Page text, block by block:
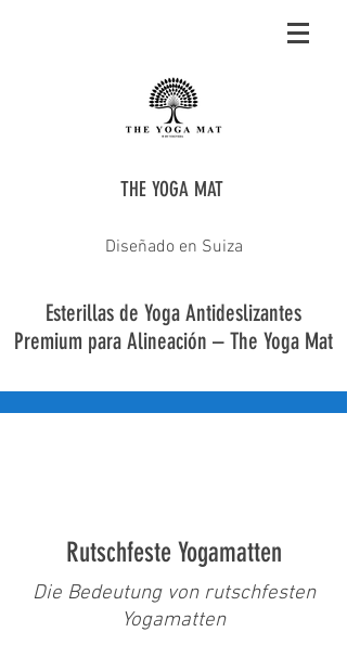
THE YOGA MAT
Diseñado en Suiza
Esterillas de Yoga Antideslizantes
Premium para Alineación – The Yoga Mat
Rutschfeste Yogamatten
Die Bedeutung von rutschfesten
Yogamatten